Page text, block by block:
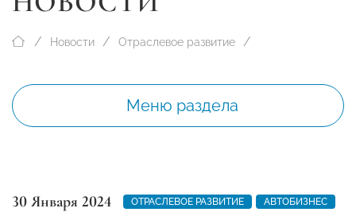
Новости Отраслевое развитие
Меню раздела
30 Января 2024 ОТРАСЛЕВОЕ РАЗВИТИЕ АВТОБИЗНЕС